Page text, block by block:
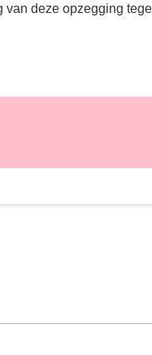
van deze opzegging